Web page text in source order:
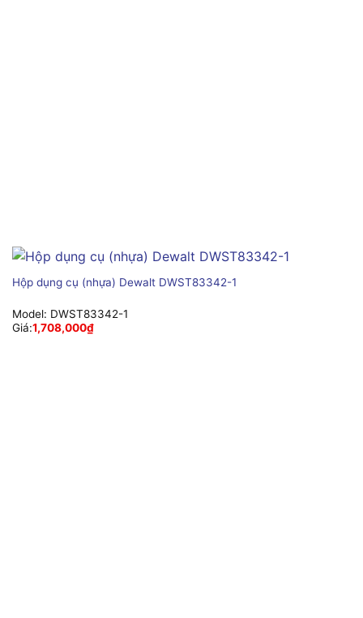
Hộp dụng cụ (nhựa) Dewalt DWST83342-1
Model: DWST83342-1
Giá:1,708,000₫